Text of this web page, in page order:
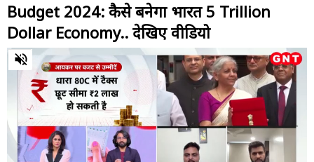
Budget 2024: कैसे बनेगा भारत 5 Trillion
Dollar Economy.. देखिए वीडियो
0
of
minutes,
seconds